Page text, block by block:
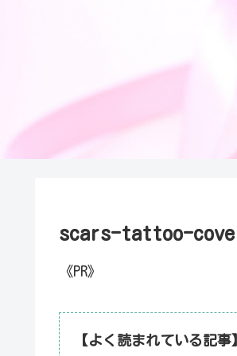
scars-tattoo-
《PR》
【よく読まれている記事